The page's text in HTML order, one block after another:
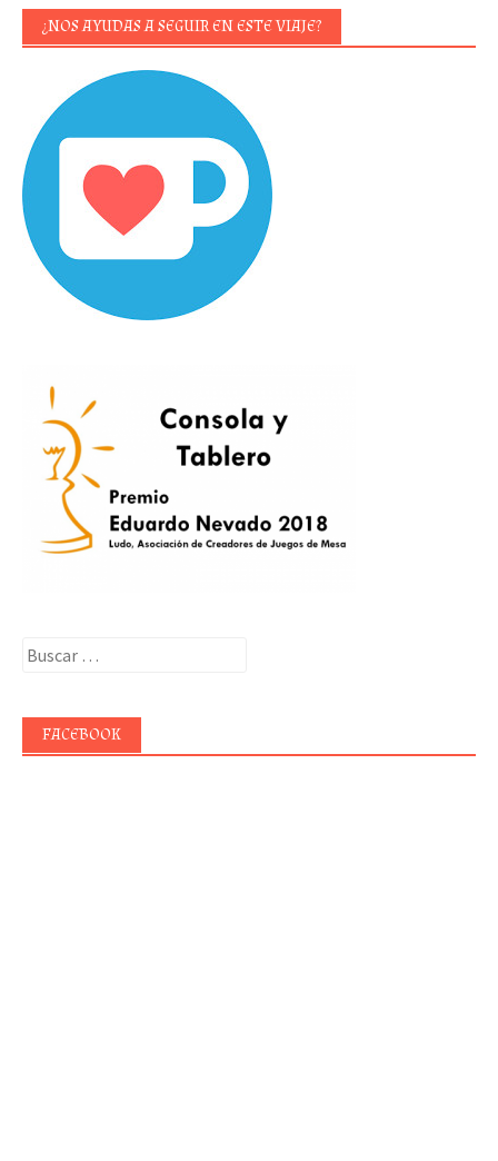
¿NOS AYUDAS A SEGUIR EN ESTE VIAJE?
Buscar:
FACEBOOK